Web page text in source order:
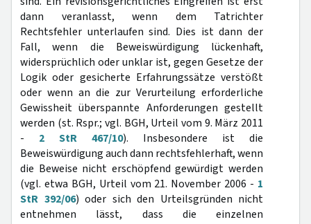
dann veranlasst, wenn dem Tatrichter
Rechtsfehler unterlaufen sind. Dies ist dann der
Fall, wenn die Beweiswürdigung lückenhaft,
widersprüchlich oder unklar ist, gegen Gesetze der
Logik oder gesicherte Erfahrungssätze verstößt
oder wenn an die zur Verurteilung erforderliche
Gewissheit überspannte Anforderungen gestellt
werden (st. Rspr.; vgl. BGH, Urteil vom 9. März 2011
- 2 StR 467/10). Insbesondere ist die
Beweiswürdigung auch dann rechtsfehlerhaft, wenn
die Beweise nicht erschöpfend gewürdigt werden
(vgl. etwa BGH, Urteil vom 21. November 2006 - 1
StR 392/06) oder sich den Urteilsgründen nicht
entnehmen lässt, dass die einzelnen